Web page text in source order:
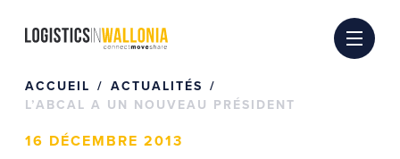
ACCUEIL
ACTUALITÉS
L’ABCAL A UN NOUVEAU PRÉSIDENT
16 DÉCEMBRE 2013